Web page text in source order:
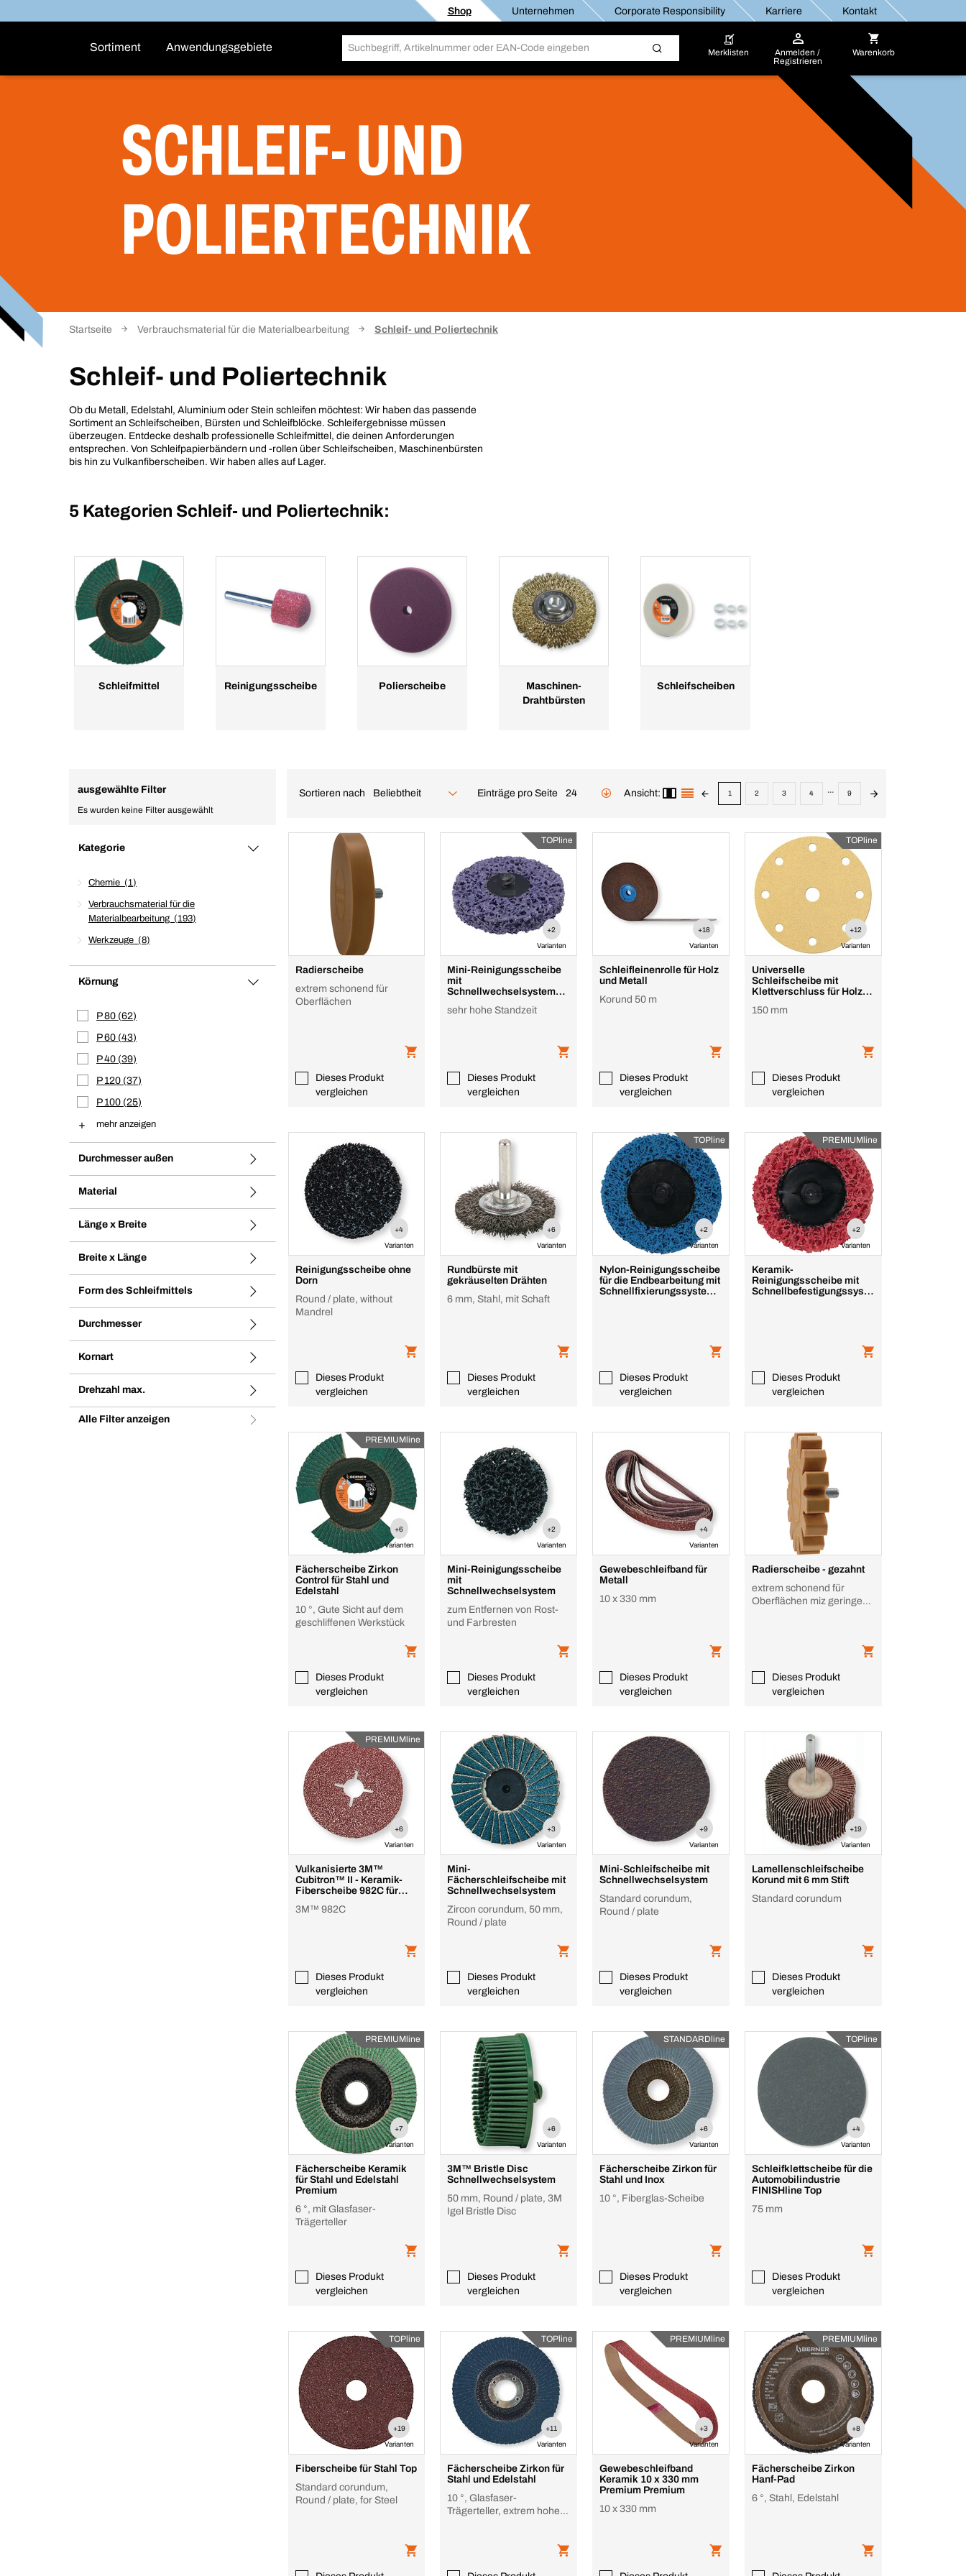
Shop Unternehmen Corporate Responsibility Karriere Kontakt
Sortiment Anwendungsgebiete Merklisten
Anmelden /
Registrieren
Warenkorb
SCHLEIF- UND
POLIERTECHNIK
Startseite Verbrauchsmaterial für die Materialbearbeitung Schleif- und Poliertechnik
Schleif- und Poliertechnik
Ob du Metall, Edelstahl, Aluminium oder Stein schleifen möchtest: Wir haben das passende
Sortiment an Schleifscheiben, Bürsten und Schleifblöcke. Schleifergebnisse müssen
überzeugen. Entdecke deshalb professionelle Schleifmittel, die deinen Anforderungen
entsprechen. Von Schleifpapierbändern und -rollen über Schleifscheiben, Maschinenbürsten
bis hin zu Vulkanfiberscheiben. Wir haben alles auf Lager.
5 Kategorien Schleif- und Poliertechnik:
Schleifmittel Reinigungsscheibe Polierscheibe
Maschinen-
Drahtbürsten
Schleifscheiben
ausgewählte Filter
Es wurden keine Filter ausgewählt
Kategorie
Chemie 1
Verbrauchsmaterial für die
Materialbearbeitung
193
Werkzeuge 8
Körnung
P 80 62
P 60 43
P 40 39
P 120 37
P 100 25
mehr anzeigen
Durchmesser außen
Material
Länge x Breite
Breite x Länge
Form des Schleifmittels
Durchmesser
Kornart
Drehzahl max.
Alle Filter anzeigen
Sortieren nach Beliebtheit Einträge pro Seite 24 Ansicht: 1 2 3 4 ... 9
Radierscheibe
extrem schonend für
Oberflächen
Dieses Produkt
vergleichen
TOPline
+2
Varianten
Mini-Reinigungsscheibe
mit
Schnellwechselsystem
sehr hohe Standzeit
Dieses Produkt
vergleichen
+18
Varianten
Schleifleinenrolle für Holz
und Metall
Korund 50 m
Dieses Produkt
vergleichen
TOPline
+12
Varianten
Universelle
Schleifscheibe mit
Klettverschluss für Holz
150 mm
Dieses Produkt
vergleichen
+4
Varianten
Reinigungsscheibe ohne
Dorn
Round / plate, without
Mandrel
Dieses Produkt
vergleichen
+6
Varianten
Rundbürste mit
gekräuselten Drähten
6 mm, Stahl, mit Schaft
Dieses Produkt
vergleichen
TOPline
+2
Varianten
Nylon-Reinigungsscheibe
für die Endbearbeitung mit
Schnellfixierungssystem
Dieses Produkt
vergleichen
PREMIUMline
+2
Varianten
Keramik-
Reinigungsscheibe mit
Schnellbefestigungssyste
Dieses Produkt
vergleichen
PREMIUMline
+6
Varianten
Fächerscheibe Zirkon
Control für Stahl und
Edelstahl
10 °, Gute Sicht auf dem
geschliffenen Werkstück
Dieses Produkt
vergleichen
+2
Varianten
Mini-Reinigungsscheibe
mit
Schnellwechselsystem
zum Entfernen von Rost-
und Farbresten
Dieses Produkt
vergleichen
+4
Varianten
Gewebeschleifband für
Metall
10 x 330 mm
Dieses Produkt
vergleichen
Radierscheibe - gezahnt
extrem schonend für
Oberflächen miz geringer
Dieses Produkt
vergleichen
PREMIUMline
+6
Varianten
Vulkanisierte 3M™
Cubitron™ II - Keramik-
Fiberscheibe 982C für
3M™ 982C
Dieses Produkt
vergleichen
+3
Varianten
Mini-
Fächerschleifscheibe mit
Schnellwechselsystem
Zircon corundum, 50 mm,
Round / plate
Dieses Produkt
vergleichen
+9
Varianten
Mini-Schleifscheibe mit
Schnellwechselsystem
Standard corundum,
Round / plate
Dieses Produkt
vergleichen
+19
Varianten
Lamellenschleifscheibe
Korund mit 6 mm Stift
Standard corundum
Dieses Produkt
vergleichen
PREMIUMline
+7
Varianten
Fächerscheibe Keramik
für Stahl und Edelstahl
Premium
6 °, mit Glasfaser-
Trägerteller
Dieses Produkt
vergleichen
+6
Varianten
3M™ Bristle Disc
Schnellwechselsystem
50 mm, Round / plate, 3M
Igel Bristle Disc
Dieses Produkt
vergleichen
STANDARDline
+6
Varianten
Fächerscheibe Zirkon für
Stahl und Inox
10 °, Fiberglas-Scheibe
Dieses Produkt
vergleichen
TOPline
+4
Varianten
Schleifklettscheibe für die
Automobilindustrie
FINISHline Top
75 mm
Dieses Produkt
vergleichen
TOPline
+19
Varianten
Fiberscheibe für Stahl Top
Standard corundum,
Round / plate, for Steel
TOPline
+11
Varianten
Fächerscheibe Zirkon für
Stahl und Edelstahl
10 °, Glasfaser-
Trägerteller, extrem hohe
PREMIUMline
+3
Varianten
Gewebeschleifband
Keramik 10 x 330 mm
Premium Premium
10 x 330 mm
PREMIUMline
+8
Varianten
Fächerscheibe Zirkon
Hanf-Pad
6 °, Stahl, Edelstahl